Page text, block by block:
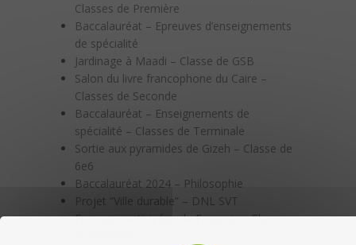
Classes de Première
Baccalauréat – Epreuves d’enseignements
de spécialité
Jardinage à Maadi – Classe de GSB
Salon du livre francophone du Caire –
Classes de Seconde
Baccalauréat – Enseignements de
spécialité – Classes de Terminale
Sortie aux pyramides de Gizeh – Classe de
6e6
Baccalauréat 2024 – Philosophie
Projet “Ville durable” – DNL SVT
Epreuves anticipées de Français – Classes